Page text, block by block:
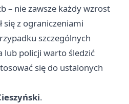
– nie zawsze każdy wzrost
się z ograniczeniami
szczególnych
lub policji warto śledzić
się do ustalonych
.